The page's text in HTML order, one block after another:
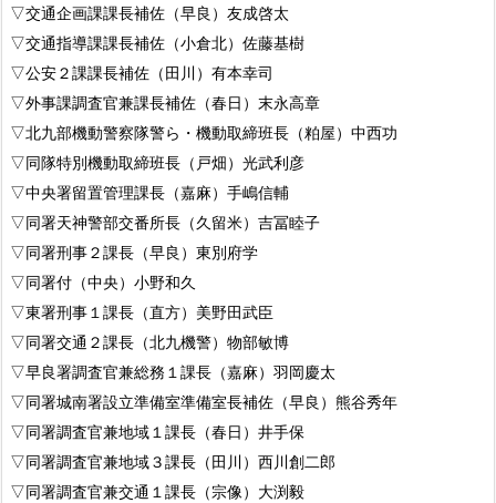
▽交通企画課課長補佐（早良）友成啓太
▽交通指導課課長補佐（小倉北）佐藤基樹
▽公安２課課長補佐（田川）有本幸司
▽外事課調査官兼課長補佐（春日）末永高章
▽北九部機動警察隊警ら・機動取締班長（粕屋）中西功
▽同隊特別機動取締班長（戸畑）光武利彦
▽中央署留置管理課長（嘉麻）手嶋信輔
▽同署天神警部交番所長（久留米）吉冨睦子
▽同署刑事２課長（早良）東別府学
▽同署付（中央）小野和久
▽東署刑事１課長（直方）美野田武臣
▽同署交通２課長（北九機警）物部敏博
▽早良署調査官兼総務１課長（嘉麻）羽岡慶太
▽同署城南署設立準備室準備室長補佐（早良）熊谷秀年
▽同署調査官兼地域１課長（春日）井手保
▽同署調査官兼地域３課長（田川）西川創二郎
▽同署調査官兼交通１課長（宗像）大渕毅